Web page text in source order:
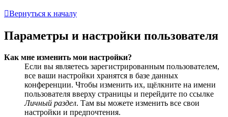
Вернуться к началу
Параметры и настройки пользователя
Как мне изменить мои настройки?
Если вы являетесь зарегистрированным пользователем,
все ваши настройки хранятся в базе данных
конференции. Чтобы изменить их, щёлкните на имени
пользователя вверху страницы и перейдите по ссылке
Личный раздел. Там вы можете изменить все свои
настройки и предпочтения.